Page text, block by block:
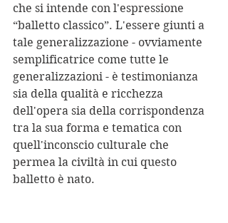
che si intende con l'espressione
“balletto classico”. L'essere giunti a
tale generalizzazione - ovviamente
semplificatrice come tutte le
generalizzazioni - è testimonianza
sia della qualità e ricchezza
dell'opera sia della corrispondenza
tra la sua forma e tematica con
quell'inconscio culturale che
permea la civiltà in cui questo
balletto è nato.